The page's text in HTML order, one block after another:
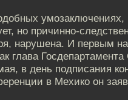
умозаключениях,
но причинно-
нарушена. И первым
глава
в день подписания
в Мехико он